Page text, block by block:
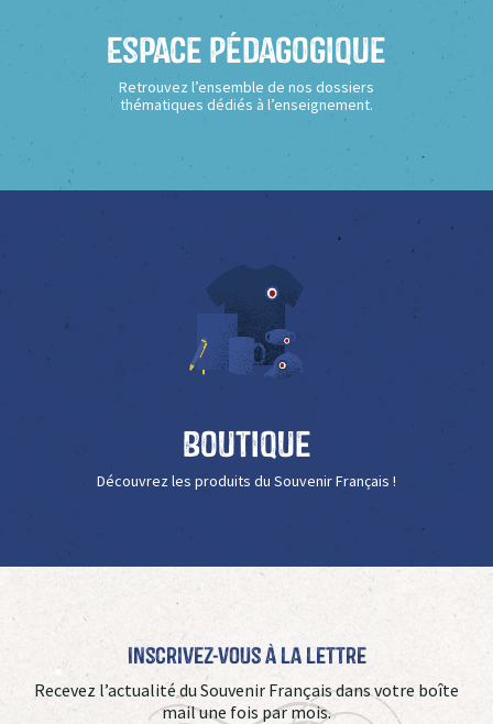
Espace Pédagogique
Retrouvez l’ensemble de nos dossiers
thématiques dédiés à l’enseignement.
Boutique
Découvrez les produits du Souvenir Français !
Inscrivez-vous à La Lettre
Recevez l’actualité du Souvenir Français dans votre boîte
mail une fois par mois.